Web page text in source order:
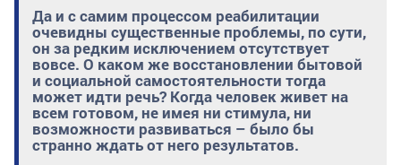
Да и с самим процессом реабилитации
очевидны существенные проблемы, по сути,
он за редким исключением отсутствует
вовсе. О каком же восстановлении бытовой
и социальной самостоятельности тогда
может идти речь? Когда человек живет на
всем готовом, не имея ни стимула, ни
возможности развиваться – было бы
странно ждать от него результатов.